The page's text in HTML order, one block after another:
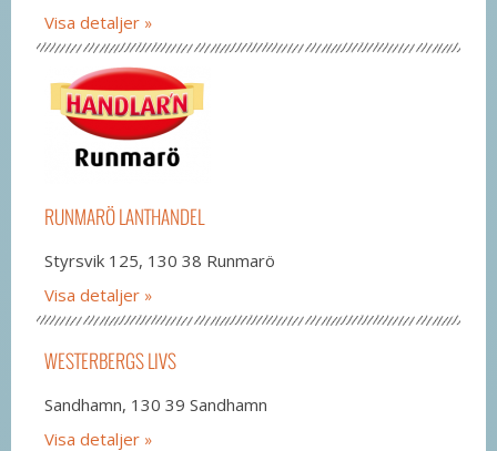
Visa detaljer
RUNMARÖ LANTHANDEL
Styrsvik 125, 130 38 Runmarö
Visa detaljer
WESTERBERGS LIVS
Sandhamn, 130 39 Sandhamn
Visa detaljer